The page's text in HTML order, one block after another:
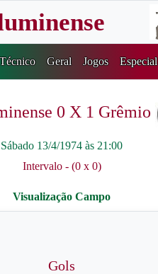
Técnico Geral Jogos Especial
0 X 1 Grêmio
Sábado 13/4/1974 às 21:00
Intervalo - (0 x 0)
Gols